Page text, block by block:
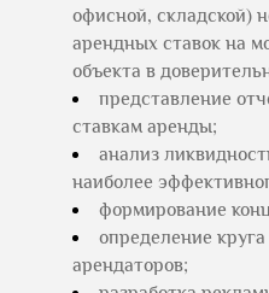
офисной, складской)
арендных ставок на
объекта в
представление
ставкам аренды;
анализ
наиболее
формирование
определение
арендаторов;